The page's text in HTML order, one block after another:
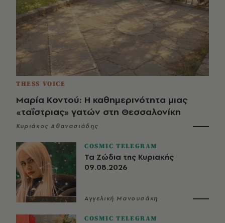
THESS VOICE
Μαρία Κοντού: Η καθημερινότητα μιας
«ταΐστριας» γατών στη Θεσσαλονίκη
Κυριάκος Αθανασιάδης
COSMIC TELEGRAM
Τα Ζώδια της Κυριακής
09.08.2026
Αγγελική Μανουσάκη
COSMIC TELEGRAM